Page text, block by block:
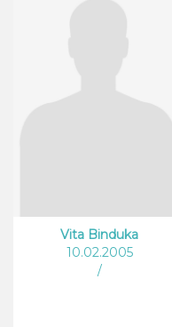
Vita Binduka
10.02.2005
/